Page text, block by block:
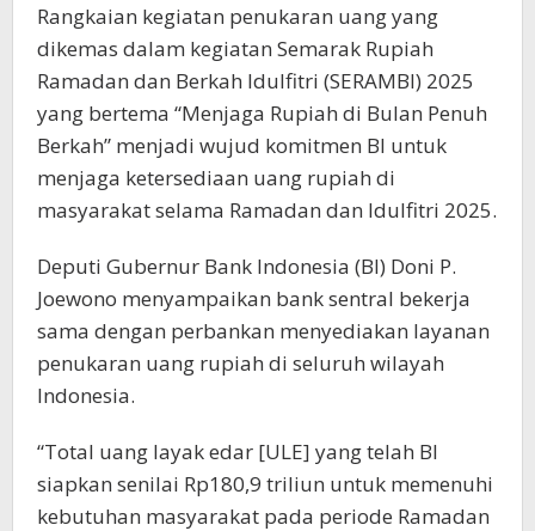
Rangkaian kegiatan penukaran uang yang
dikemas dalam kegiatan Semarak Rupiah
Ramadan dan Berkah Idulfitri (SERAMBI) 2025
yang bertema “Menjaga Rupiah di Bulan Penuh
Berkah” menjadi wujud komitmen BI untuk
menjaga ketersediaan uang rupiah di
masyarakat selama Ramadan dan Idulfitri 2025.
Deputi Gubernur Bank Indonesia (BI) Doni P.
Joewono menyampaikan bank sentral bekerja
sama dengan perbankan menyediakan layanan
penukaran uang rupiah di seluruh wilayah
Indonesia.
“Total uang layak edar [ULE] yang telah BI
siapkan senilai Rp180,9 triliun untuk memenuhi
kebutuhan masyarakat pada periode Ramadan